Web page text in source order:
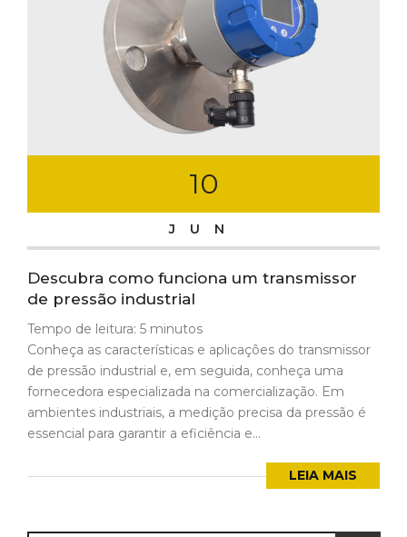
10
JUN
Descubra como funciona um transmissor
de pressão industrial
Tempo de leitura: 5 minutos
Conheça as características e aplicações do transmissor
de pressão industrial e, em seguida, conheça uma
fornecedora especializada na comercialização. Em
ambientes industriais, a medição precisa da pressão é
essencial para garantir a eficiência e...
LEIA MAIS